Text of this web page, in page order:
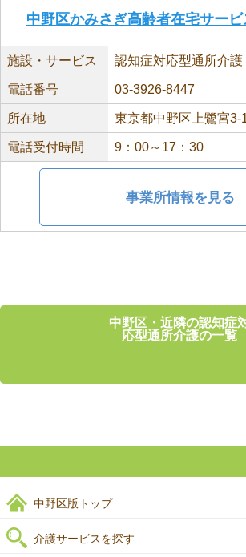
中野区かみさぎ高齢者在宅サー
施設・サービス 認知症対応型通所介護
電話番号 03-3926-8447
所在地 東京都中野区上鷺宮3-
電話受付時間 9：00～17：30
事業所情報を見る
中野区・近隣の認知症
応型通所介護の一覧
中野区版トップ
介護サービスを探す